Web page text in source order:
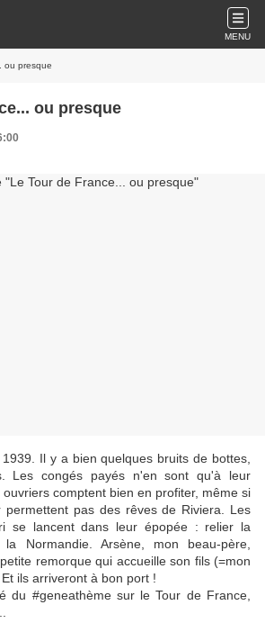
MENU
ou presque
ou presque
Il y a bien quelques bruits de bottes,
Les congés payés n'en sont qu'à leur
comptent bien en profiter, même si
permettent pas des rêves de Riviera. Les
se lancent dans leur épopée : relier la
Normandie. Arsène, mon beau-père,
remorque qui accueille son fils (=mon
ils arriveront à bon port !
du #geneathème sur le Tour de France,